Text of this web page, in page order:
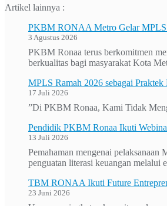
Artikel lainnya :
PKBM RONAA Metro Gelar MPLS
3 Agustus 2026
PKBM Ronaa terus berkomitmen
berkualitas bagi masyarakat Kota
MPLS Ramah 2026 sebagai
17 Juli 2026
”Di PKBM Ronaa, Kami Tidak
Pendidik PKBM Ronaa Ikuti
13 Juli 2026
Pemahaman mengenai pelaksanaan
penguatan literasi keuangan melalui
TBM RONAA Ikuti Future
23 Juni 2026